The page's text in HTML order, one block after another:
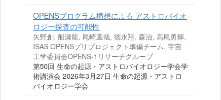
OPENSプログラム構想による アストロバイオ
ロジー探査の可能性
矢野創, 船瀬龍, 尾崎直哉, 徳永翔, 森治, 高尾勇輝,
ISAS OPENSプリプロジェクト準備チーム, 宇宙
工学委員会OPENS-1リサーチグループ
第50回 生命の起源・アストロバイオロジー学会学
術講演会 2026年3月27日 生命の起源・アストロ
バイオロジー学会